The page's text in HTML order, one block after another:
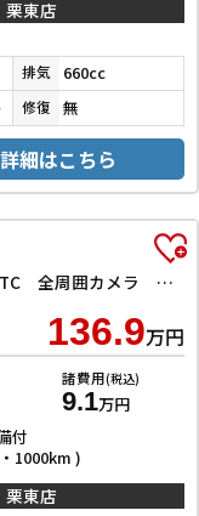
栗東店
排気 660cc
３ 修復 無
詳細はこちら
Gブラックインテリアリミテッド SAIII ETC 全周囲カメラ 両側電動スライドドア TV 衝突被害軽減システム オートマチックハイビーム オートライト スマートキー アイドリングストップ 電動格納ミラー ベンチシート
136.9万円
諸費用(税込)
9.1万円
付
1000km )
栗東店